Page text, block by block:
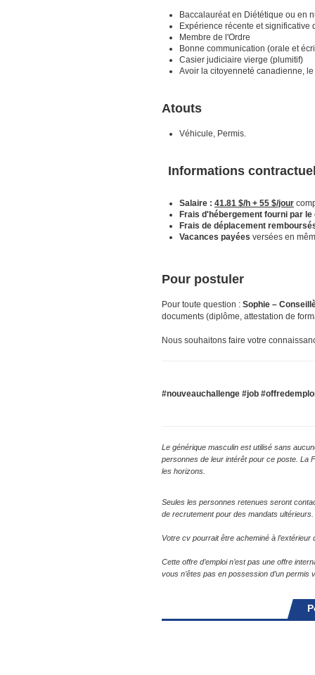
Baccalauréat en Diététique ou en
Expérience récente et significative
Membre de l'Ordre
Bonne communication (orale et
Casier judiciaire vierge (plumitif)
Avoir la citoyenneté canadienne,
Atouts
Véhicule, Permis.
Informations
Salaire : 41.81 $/h + 55 $/jour
Frais d'hébergement fourni par le
Frais de déplacement
Vacances payées versées en
Pour postuler
Pour toute question : Sophie –
documents (diplôme, attestation de
Nous souhaitons faire votre
#nouveauchallenge #job
Le générique masculin est utilisé sans
personnes de leur intérêt pour ce poste. La
les horizons.
Seules les personnes retenues seront
de recrutement pour des mandats ultérieurs.
Votre cv pourrait être acheminé à l’extérieur
Cette offre d’emploi n’est pas une offre
vous n’êtes pas en possession d’un permis